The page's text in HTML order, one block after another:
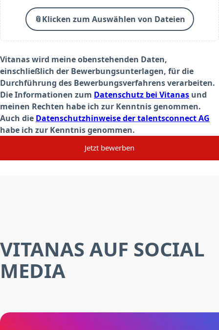
📎Klicken zum Auswählen von Dateien
Vitanas wird meine obenstehenden Daten,
einschließlich der Bewerbungsunterlagen, für die
Durchführung des Bewerbungsverfahrens verarbeiten.
Die Informationen zum Datenschutz bei Vitanas und
meinen Rechten habe ich zur Kenntnis genommen.
Auch die Datenschutzhinweise der talentsconnect AG
habe ich zur Kenntnis genommen.
Jetzt bewerben
VITANAS AUF SOCIAL
MEDIA